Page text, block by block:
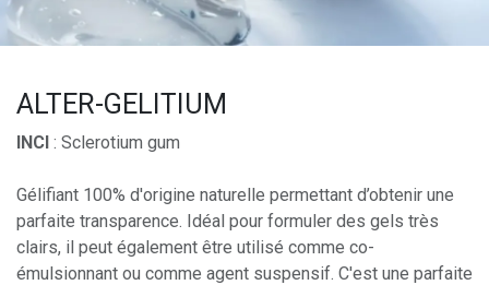
ALTER-GELITIUM
INCI : Sclerotium gum
Gélifiant 100% d'origine naturelle permettant d’obtenir une
parfaite transparence. Idéal pour formuler des gels très
clairs, il peut également être utilisé comme co-
émulsionnant ou comme agent suspensif. C'est une parfaite